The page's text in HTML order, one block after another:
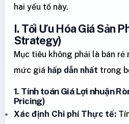
hai yếu tố này.
I. Tối Ưu Hóa Giá Sản
Strategy)
Mục tiêu không phải là bán rẻ
mức giá hấp dẫn nhất trong
1. Tính toán Giá Lợi nhuận
Pricing)
Xác định Chi phí Thực tế: